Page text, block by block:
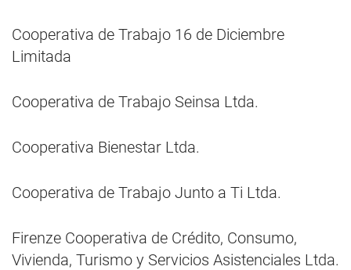
Cooperativa de Trabajo 16 de Diciembre
Limitada
Cooperativa de Trabajo Seinsa Ltda.
Cooperativa Bienestar Ltda.
Cooperativa de Trabajo Junto a Ti Ltda.
Firenze Cooperativa de Crédito, Consumo,
Vivienda, Turismo y Servicios Asistenciales Ltda.